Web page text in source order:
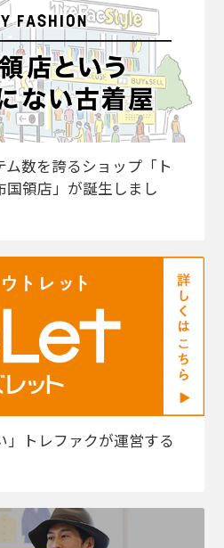
数を誇るショップ「ト
国領店」が誕生しまし
」トレファクが運営する